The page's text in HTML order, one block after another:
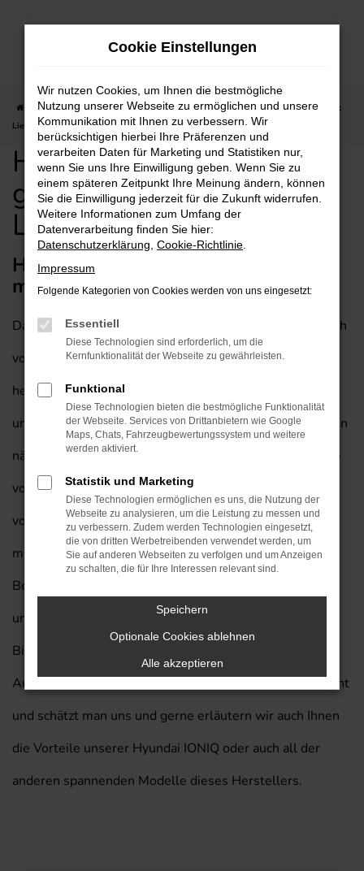
Zum
Startseite Mainz Hyundai
Hyundai IONIQ für Mainz günstig kaufen mit
Lieferservice
Hyundai IONIQ für Mainz
günstig kaufen mit
Lieferservice
Hyundai IONIQ – empfehlenswert
mit Lieferservice für Mainz
Dass ein Hyundai IONIQ in jede Stadt passt, versteht sich
von selbst. Entsprechend empfehlen wir dieses
herausragende Fahrzeug auch für Ihre Mobilität in Mainz
und lassen Sie gerne bei uns einsteigen. Kaufen Sie Ihren
nächsten Hyundai IONIQ von Prinzert und profitieren Sie
von unserem exklusiven Lieferservice nach Mainz. Wir
vom Autohaus am Prinzert bringen die Erfahrung von
mehr als 85 Jahren in der Automobilbranche in jedes
Beratungsgespräch mit ein. Folgt man einer Umfragen
unter den Leserinnen und Lesern der Zeitschrift „Auto
Bild“, so waren wir bereits fünf Mal eines der besten
Autohäuser Deutschlands. In Mainz und Umgebung kennt
und schätzt man uns und gerne erläutern wir auch Ihnen
die Vorteile unserer Hyundai IONIQ oder auch all der
anderen spannenden Modelle dieses Herstellers.
Cookie Einstellungen
Wir nutzen Cookies, um Ihnen die bestmögliche
Nutzung unserer Webseite zu ermöglichen und unsere
Kommunikation mit Ihnen zu verbessern. Wir
berücksichtigen hierbei Ihre Präferenzen und
verarbeiten Daten für Marketing und Statistiken nur,
wenn Sie uns Ihre Einwilligung geben. Wenn Sie zu
einem späteren Zeitpunkt Ihre Meinung ändern, können
Sie die Einwilligung jederzeit für die Zukunft widerrufen.
Weitere Informationen zum Umfang der
Datenverarbeitung finden Sie hier:
Datenschutzerklärung Cookie-Richtlinie
Impressum
Folgende Kategorien von Cookies werden von uns eingesetzt:
Essentiell
Diese Technologien sind erforderlich, um die
Kernfunktionalität der Webseite zu gewährleisten.
Funktional
Diese Technologien bieten die bestmögliche Funktionalität
der Webseite. Services von Drittanbietern wie Google
Maps, Chats, Fahrzeugbewertungssystem und weitere
werden aktiviert.
Statistik und Marketing
Diese Technologien ermöglichen es uns, die Nutzung der
Webseite zu analysieren, um die Leistung zu messen und
zu verbessern. Zudem werden Technologien eingesetzt,
die von dritten Werbetreibenden verwendet werden, um
Sie auf anderen Webseiten zu verfolgen und um Anzeigen
zu schalten, die für Ihre Interessen relevant sind.
Speichern
Optionale Cookies ablehnen
Alle akzeptieren